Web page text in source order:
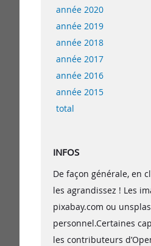
année 2020
année 2019
année 2018
année 2017
année 2016
année 2015
total
INFOS
De façon générale, en
les agrandissez ! Les
pixabay.com ou
personnel.Certaines
les contributeurs